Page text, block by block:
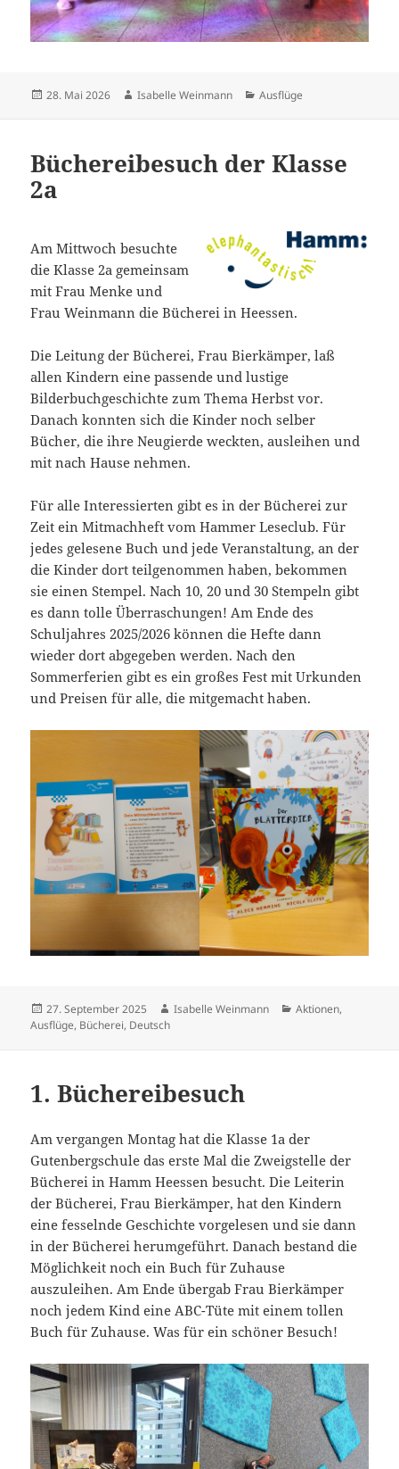
Veröffentlicht
28. Mai 2026 Autor
Isabelle Weinmann Kategorien
Ausflüge
Büchereibesuch der Klasse
2a
Am Mittwoch besuchte
die Klasse 2a gemeinsam
mit Frau Menke und
Frau Weinmann die Bücherei in Heessen.
Die Leitung der Bücherei, Frau Bierkämper, laß
allen Kindern eine passende und lustige
Bilderbuchgeschichte zum Thema Herbst vor.
Danach konnten sich die Kinder noch selber
Bücher, die ihre Neugierde weckten, ausleihen und
mit nach Hause nehmen.
Für alle Interessierten gibt es in der Bücherei zur
Zeit ein Mitmachheft vom Hammer Leseclub. Für
jedes gelesene Buch und jede Veranstaltung, an der
die Kinder dort teilgenommen haben, bekommen
sie einen Stempel. Nach 10, 20 und 30 Stempeln gibt
es dann tolle Überraschungen! Am Ende des
Schuljahres 2025/2026 können die Hefte dann
wieder dort abgegeben werden. Nach den
Sommerferien gibt es ein großes Fest mit Urkunden
und Preisen für alle, die mitgemacht haben.
Veröffentlicht
am
27. September 2025 Autor
Isabelle Weinmann Kategorien
Aktionen,
Ausflüge, Bücherei, Deutsch
1. Büchereibesuch
Am vergangen Montag hat die Klasse 1a der
Gutenbergschule das erste Mal die Zweigstelle der
Bücherei in Hamm Heessen besucht. Die Leiterin
der Bücherei, Frau Bierkämper, hat den Kindern
eine fesselnde Geschichte vorgelesen und sie dann
in der Bücherei herumgeführt. Danach bestand die
Möglichkeit noch ein Buch für Zuhause
auszuleihen. Am Ende übergab Frau Bierkämper
noch jedem Kind eine ABC-Tüte mit einem tollen
Buch für Zuhause. Was für ein schöner Besuch!